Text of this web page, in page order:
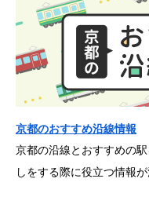
京都のおすすめ沿線情報
京都の沿線とおすすめの
しをする際に役立つ情報が